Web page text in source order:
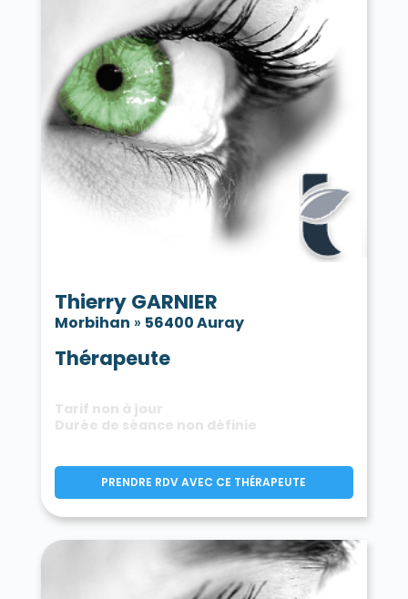
Thierry GARNIER
Morbihan » 56400 Auray
Thérapeute
Tarif non à jour
Durée de séance non définie
PRENDRE RDV AVEC CE THÉRAPEUTE